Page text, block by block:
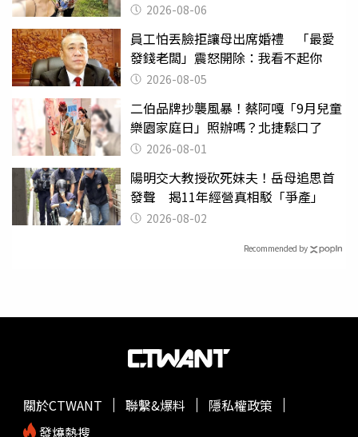
2026-08-06
員工怕丟臉拒讓母出席婚禮 「最愛
發錢老闆」震怒開除：我看不起你
2026-08-05
二伯品牌抄襲風暴！蔡阿嘎「9月兒童
樂園家庭日」照辦嗎？北捷鬆口了
2026-08-01
陽明交大教授砍死妹夫！岳母追思首
發聲 揭11年經營真相駁「爭產」
2026-08-02
Recommended by
關於CTWANT 聯繫&爆料
隱私權政策
發燒熱搜